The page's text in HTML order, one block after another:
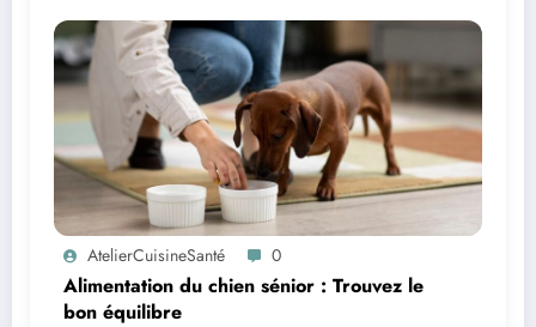
AtelierCuisineSanté 0
Alimentation du chien sénior : Trouvez le
bon équilibre